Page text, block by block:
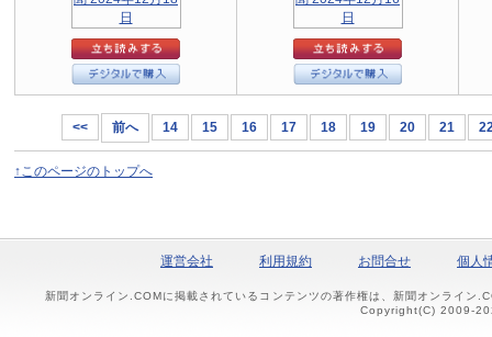
<< 前へ 14 15 16 17 18 19 20 21
↑このページのトップへ
運営会社 利用規約 お問合せ 個人
新聞オンライン.COMに掲載されているコンテンツの著作権は、新聞オンライン
Copyright(C) 2009-